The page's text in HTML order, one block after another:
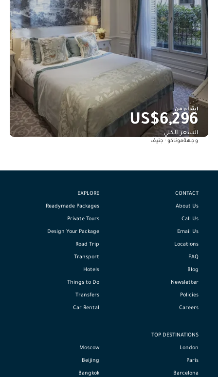
ابتداء من
US$6,296
السعر الكلي
وجهةموناكو · جنيف
CONTACT
About Us
Call Us
Email Us
Locations
FAQ
Blog
Newsletter
Policies
Careers
EXPLORE
Readymade Packages
Private Tours
Design Your Package
Road Trip
Transport
Hotels
Things to Do
Transfers
Car Rental
TOP DESTINATIONS
London
Paris
Barcelona
Moscow
Beijing
Bangkok